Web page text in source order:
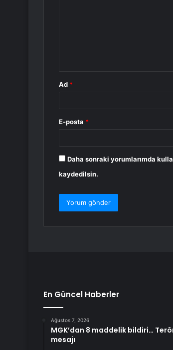
Ad *
E-posta *
Daha sonraki yorumlarımda
kaydedilsin.
En Güncel Haberler
Ağustos 7, 2026
MGK’dan 8 maddelik bildiri…
mesajı